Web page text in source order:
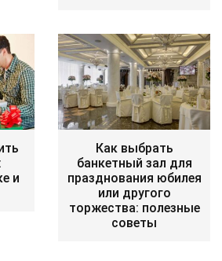
и
Как выбрать
банкетный зал для
празднования юбилея
или другого
торжества: полезные
советы